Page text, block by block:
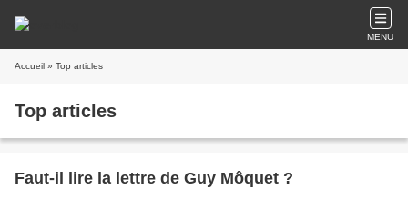
MENU
Accueil » Top articles
Top articles
Faut-il lire la lettre de Guy Môquet ?